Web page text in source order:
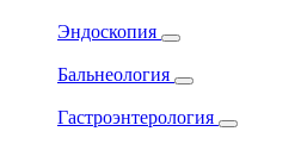
Эндоскопия
Бальнеология
Гастроэнтерология